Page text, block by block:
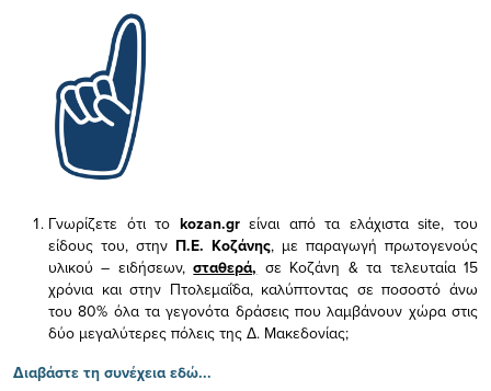
Γνωρίζετε ότι το kozan.gr είναι από τα ελάχισταsite, του
είδους του, στην Π.Ε. Κοζάνης, με παραγωγή πρωτογενούς
υλικού – ειδήσεων,σταθερά, σε Κοζάνη & τα τελευταία 15
χρόνια και στην Πτολεμαΐδα, καλύπτοντας σε ποσοστό άνω
του 80% όλα τα γεγονότα δράσεις που λαμβάνουν χώρα στις
δύο μεγαλύτερες πόλεις της Δ. Μακεδονίας;
Διαβάστε τη συνέχεια εδώ...